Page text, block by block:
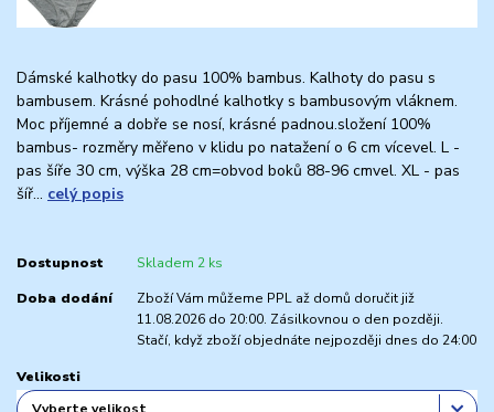
Dámské kalhotky do pasu 100% bambus. Kalhoty do pasu s
bambusem. Krásné pohodlné kalhotky s bambusovým vláknem.
Moc příjemné a dobře se nosí, krásné padnou.složení 100%
bambus- rozměry měřeno v klidu po natažení o 6 cm vícevel. L -
pas šíře 30 cm, výška 28 cm=obvod boků 88-96 cmvel. XL - pas
šíř... celý popis
Dostupnost Skladem 2 ks
Doba dodání
Zboží Vám můžeme PPL až domů doručit již
11.08.2026 do 20:00. Zásilkovnou o den později.
Stačí, když zboží objednáte nejpozději dnes do 24:00
Velikosti